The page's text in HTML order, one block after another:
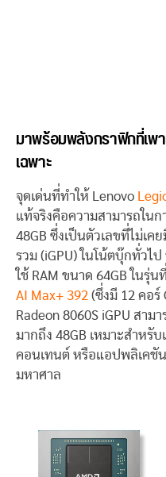
มาพร้อมพลังกราฟิกที่เพ
เฉพาะ
จุดเด่นที่ทำให้ Lenovo
แท้จริงคือความสามารถในก
48GB ซึ่งเป็นตัวเลขที่ไม่เ
รวม (iGPU) ในโน้ตบุ๊กทั่วไ
ใช้ RAM ขนาด 64GB ในรุ่
AI Max+ 392 (ซึ่งมี 12 คอร์
Radeon 8060S iGPU สาม
มากถึง 48GB เหมาะสำหรั
คอนเทนต์ หรือแอปพลิเคชัน
มหาศาล